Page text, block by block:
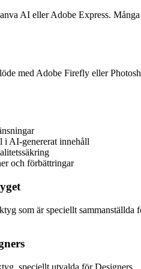
AI eller Adobe Express.
med Adobe Firefly eller
i AI-genererat innehåll
och förbättringar
som är speciellt